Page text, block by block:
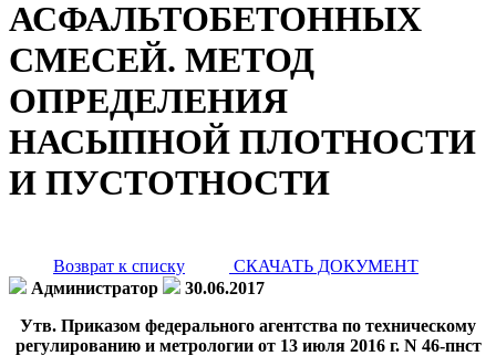
АСФАЛЬТОБЕТОННЫХ
СМЕСЕЙ. МЕТОД
ОПРЕДЕЛЕНИЯ
НАСЫПНОЙ ПЛОТНОСТИ
И ПУСТОТНОСТИ
Возврат к списку
СКАЧАТЬ ДОКУМЕНТ
Администратор
30.06.2017
Утв. Приказом федерального агентства по техническому
регулированию и метрологии от 13 июля 2016 г. N 46-пнст